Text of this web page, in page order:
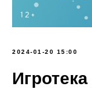
2024-01-20 15:00